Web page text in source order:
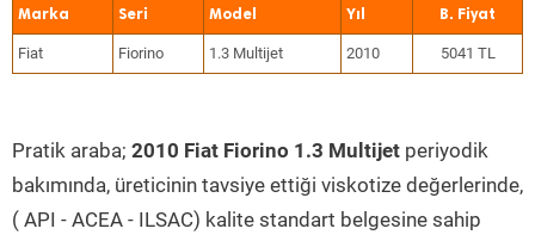
Marka Seri Model Yıl
Fiat Fiorino 1.3 Multijet 2010 5041 TL
Pratik araba; 2010 Fiat Fiorino 1.3 Multijet periyodik
bakımında, üreticinin tavsiye ettiği viskotize değerlerinde,
( API - ACEA - ILSAC) kalite standart belgesine sahip